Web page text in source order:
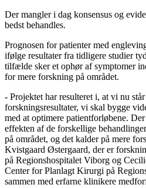
Der mangler i dag konsensus og
bedst behandles.
Prognosen for patienter med
ifølge resultater fra tidligere studier
tilfælde sker et ophør af symptomer
for mere forskning på området.
- Projektet har resulteret i, at vi nu
forskningsresultater, vi skal bygge
med at optimere patientforløbene.
effekten af de forskellige
på området, og det kalder på mere
Kvistgaard Østergaard, der er
på Regionshospitalet Viborg og
Center for Planlagt Kirurgi på
sammen med erfarne klinikere